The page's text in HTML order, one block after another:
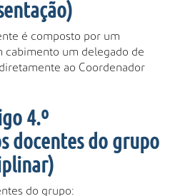
é composto por um
cabimento um delegado de
ao Coordenador
4.º
docentes do grupo
do grupo: